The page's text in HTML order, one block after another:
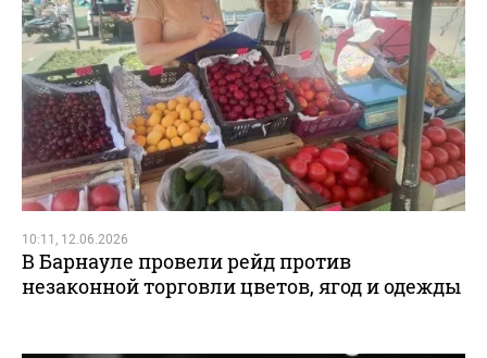
10:11, 12.06.2026
В Барнауле провели рейд против
незаконной торговли цветов, ягод и одежды